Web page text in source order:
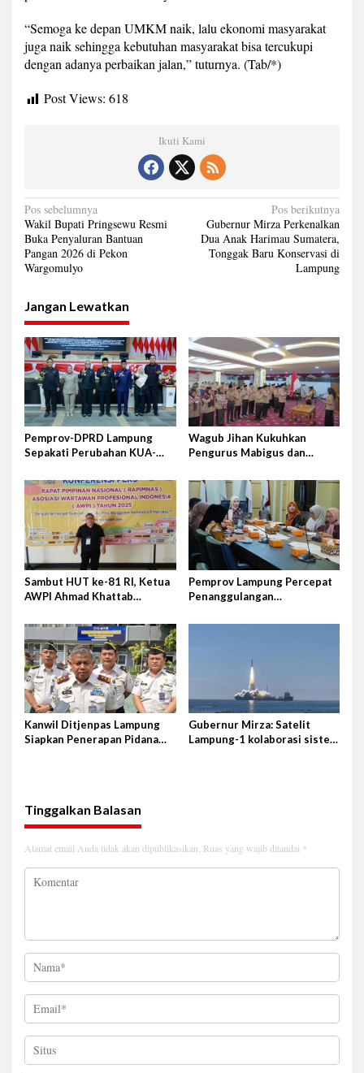
“Semoga ke depan UMKM naik, lalu ekonomi masyarakat
juga naik sehingga kebutuhan masyarakat bisa tercukupi
dengan adanya perbaikan jalan,” tuturnya. (Tab/*)
Post Views: 618
Ikuti Kami
N
a
v
g
a
s
i
p
o
s
Pos sebelumnya
Wakil Bupati Pringsewu Resmi
Buka Penyaluran Bantuan
Pangan 2026 di Pekon
Wargomulyo
Pos berikutnya
Gubernur Mirza Perkenalkan
Dua Anak Harimau Sumatera,
Tonggak Baru Konservasi di
Lampung
Jangan Lewatkan
Pemprov-DPRD Lampung
Sepakati Perubahan KUA-
Wagub Jihan Kukuhkan
Pengurus Mabigus dan
Intan
Sambut HUT ke-81 RI, Ketua
AWPI Ahmad Khattab
Penguatan Tupoksi Pers
Pemprov Lampung Percepat
Penanggulangan
Kanwil Ditjenpas Lampung
Siapkan Penerapan Pidana
Gubernur Mirza: Satelit
Lampung-1 kolaborasi sister
Tinggalkan Balasan
Alamat email Anda tidak akan dipublikasikan. Ruas yang wajib ditandai *